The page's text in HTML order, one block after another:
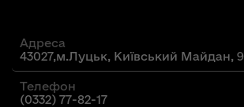
Адреса
43027,м.Луцьк, Київський Майдан, 9
Телефон
(0332) 77-82-17